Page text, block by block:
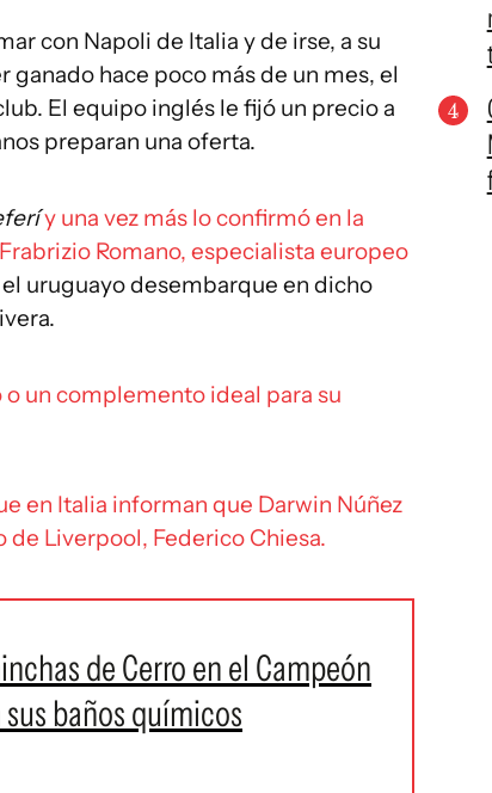
con Napoli de Italia y de irse, a su
hace poco más de un mes, el
El equipo inglés le fijó un precio a
preparan una oferta.
y una vez más lo confirmó en la
Romano, especialista europeo
uruguayo desembarque en dicho
un complemento ideal para su
en Italia informan que Darwin Núñez
Liverpool, Federico Chiesa.
de Cerro en el Campeón
baños químicos